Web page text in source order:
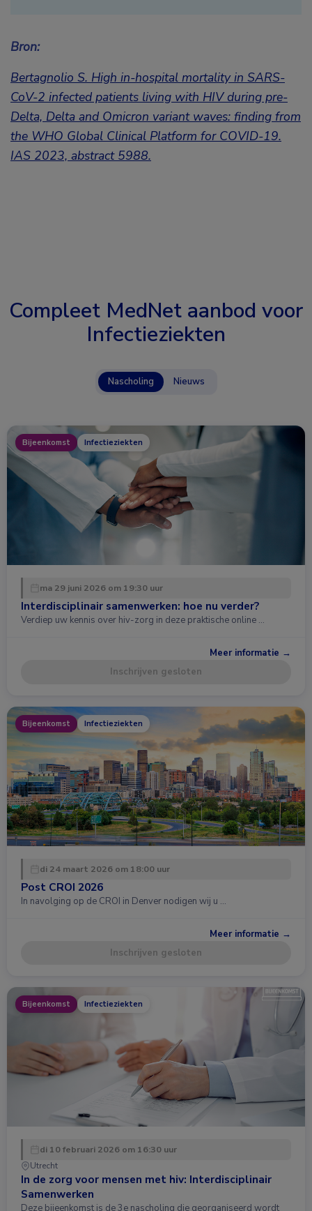
Bron:
Bertagnolio S. High in-hospital mortality in SARS-
CoV-2 infected patients living with HIV during pre-
Delta, Delta and Omicron variant waves: finding from
the WHO Global Clinical Platform for COVID-19.
IAS 2023, abstract 5988.
Compleet MedNet aanbod voor
Infectieziekten
Nascholing Nieuws
Bijeenkomst Infectieziekten
ma 29 juni 2026 om 19:30 uur
Interdisciplinair samenwerken: hoe nu verder?
Verdiep uw kennis over hiv-zorg in deze praktische online …
Meer informatie →
Inschrijven gesloten
Bijeenkomst Infectieziekten
di 24 maart 2026 om 18:00 uur
Post CROI 2026
In navolging op de CROI in Denver nodigen wij u …
Meer informatie →
Inschrijven gesloten
Bijeenkomst Infectieziekten
di 10 februari 2026 om 16:30 uur
Utrecht
In de zorg voor mensen met hiv: Interdisciplinair
Samenwerken
Deze bijeenkomst is de 3e nascholing die georganiseerd wordt